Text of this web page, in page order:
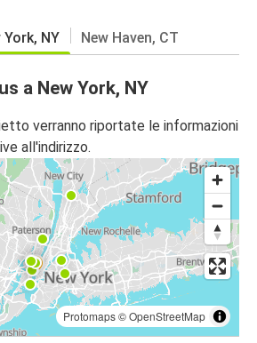
York, NY New Haven, CT
a New York, NY
verranno riportate le informazioni
all'indirizzo.
Protomaps©OpenStreetMap